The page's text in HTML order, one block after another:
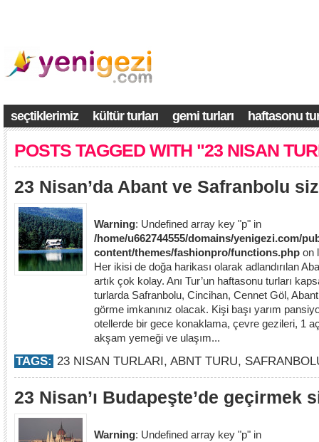
seçtiklerimiz kültür turları gemi turları haftasonu
POSTS TAGGED WITH "23 NISAN
23 Nisan’da Abant ve Safranbolu
Warning: Undefined array key "p" in
/home/u662744555/domains/yenigezi.com/
content/themes/fashionpro/functions.php on
Her ikisi de doğa harikası olarak adlandırılan
artık çok kolay. Anı Tur’un haftasonu turları
turlarda Safranbolu, Cincihan, Cennet Göl,
görme imkanınız olacak. Kişi başı yarım
otellerde bir gece konaklama, çevre gezileri, 1
akşam yemeği ve ulaşım...
TAGS: 23 NISAN TURLARI, ABNT TURU,
23 Nisan’ı Budapeşte’de geçirmek
Warning: Undefined array key "p" in